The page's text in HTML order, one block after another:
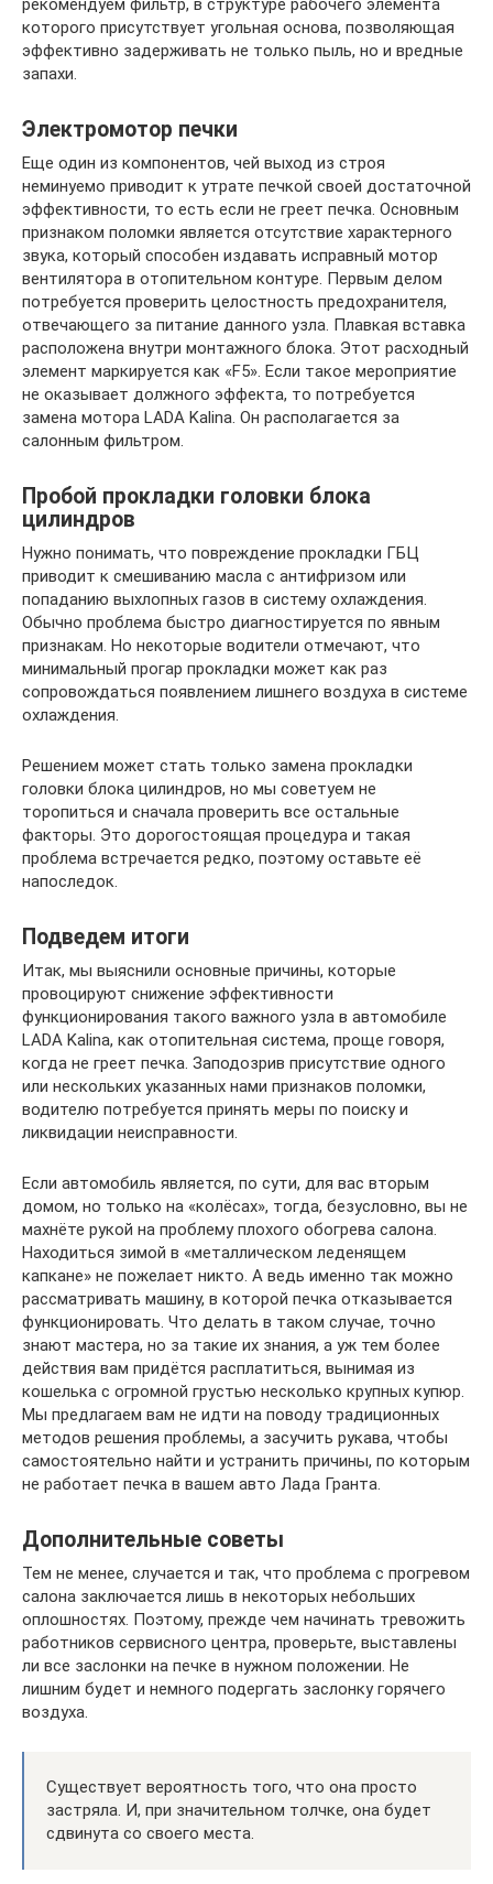
рекомендуем фильтр, в структуре рабочего элемента
которого присутствует угольная основа, позволяющая
эффективно задерживать не только пыль, но и вредные
запахи.
Электромотор печки
Еще один из компонентов, чей выход из строя
неминуемо приводит к утрате печкой своей достаточной
эффективности, то есть если не греет печка. Основным
признаком поломки является отсутствие характерного
звука, который способен издавать исправный мотор
вентилятора в отопительном контуре. Первым делом
потребуется проверить целостность предохранителя,
отвечающего за питание данного узла. Плавкая вставка
расположена внутри монтажного блока. Этот расходный
элемент маркируется как «F5». Если такое мероприятие
не оказывает должного эффекта, то потребуется
замена мотора LADA Kalina. Он располагается за
салонным фильтром.
Пробой прокладки головки блока
цилиндров
Нужно понимать, что повреждение прокладки ГБЦ
приводит к смешиванию масла с антифризом или
попаданию выхлопных газов в систему охлаждения.
Обычно проблема быстро диагностируется по явным
признакам. Но некоторые водители отмечают, что
минимальный прогар прокладки может как раз
сопровождаться появлением лишнего воздуха в системе
охлаждения.
Решением может стать только замена прокладки
головки блока цилиндров, но мы советуем не
торопиться и сначала проверить все остальные
факторы. Это дорогостоящая процедура и такая
проблема встречается редко, поэтому оставьте её
напоследок.
Подведем итоги
Итак, мы выяснили основные причины, которые
провоцируют снижение эффективности
функционирования такого важного узла в автомобиле
LADA Kalina, как отопительная система, проще говоря,
когда не греет печка. Заподозрив присутствие одного
или нескольких указанных нами признаков поломки,
водителю потребуется принять меры по поиску и
ликвидации неисправности.
Если автомобиль является, по сути, для вас вторым
домом, но только на «колёсах», тогда, безусловно, вы не
махнёте рукой на проблему плохого обогрева салона.
Находиться зимой в «металлическом леденящем
капкане» не пожелает никто. А ведь именно так можно
рассматривать машину, в которой печка отказывается
функционировать. Что делать в таком случае, точно
знают мастера, но за такие их знания, а уж тем более
действия вам придётся расплатиться, вынимая из
кошелька с огромной грустью несколько крупных купюр.
Мы предлагаем вам не идти на поводу традиционных
методов решения проблемы, а засучить рукава, чтобы
самостоятельно найти и устранить причины, по которым
не работает печка в вашем авто Лада Гранта.
Дополнительные советы
Тем не менее, случается и так, что проблема с прогревом
салона заключается лишь в некоторых небольших
оплошностях. Поэтому, прежде чем начинать тревожить
работников сервисного центра, проверьте, выставлены
ли все заслонки на печке в нужном положении. Не
лишним будет и немного подергать заслонку горячего
воздуха.
Существует вероятность того, что она просто
застряла. И, при значительном толчке, она будет
сдвинута со своего места.